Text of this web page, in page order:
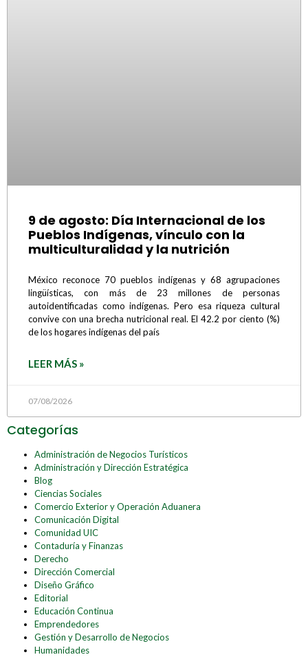
9 de agosto: Día Internacional de los
Pueblos Indígenas, vínculo con la
multiculturalidad y la nutrición
México reconoce 70 pueblos indígenas y 68 agrupaciones
lingüísticas, con más de 23 millones de personas
autoidentificadas como indígenas. Pero esa riqueza cultural
convive con una brecha nutricional real. El 42.2 por ciento (%)
de los hogares indígenas del país
LEER MÁS »
07/08/2026
Categorías
Administración de Negocios Turísticos
Administración y Dirección Estratégica
Blog
Ciencias Sociales
Comercio Exterior y Operación Aduanera
Comunicación Digital
Comunidad UIC
Contaduría y Finanzas
Derecho
Dirección Comercial
Diseño Gráfico
Editorial
Educación Continua
Emprendedores
Gestión y Desarrollo de Negocios
Humanidades